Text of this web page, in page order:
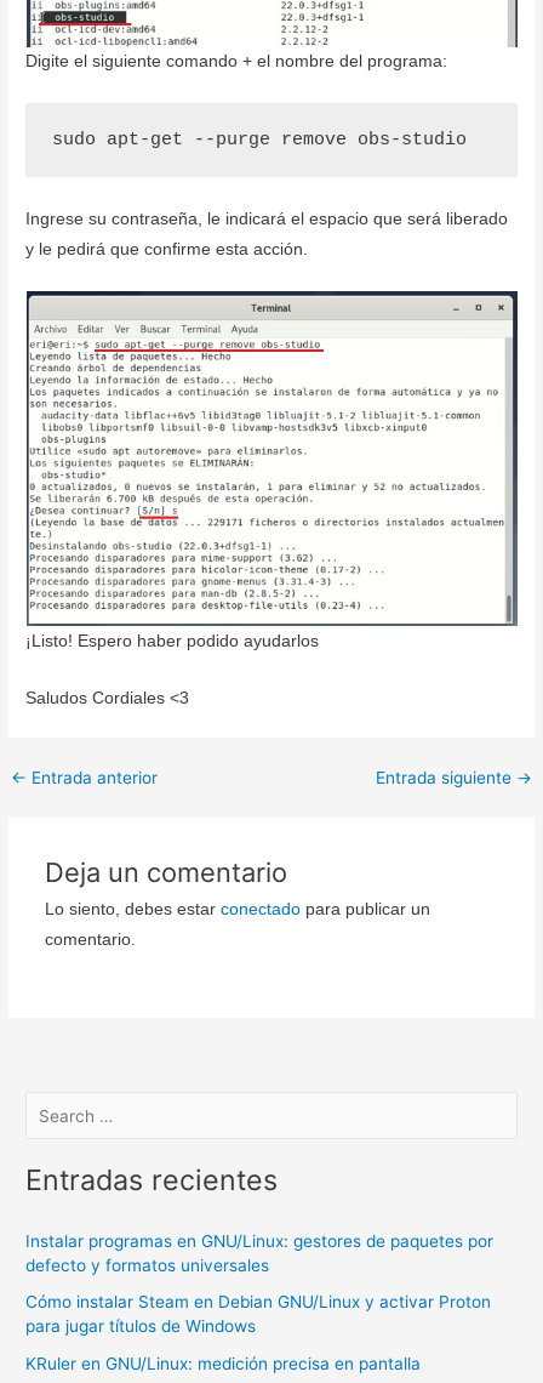
Digite el siguiente comando + el nombre del programa:
sudo apt-get --purge remove obs-studio
Ingrese su contraseña, le indicará el espacio que será liberado
y le pedirá que confirme esta acción.
¡Listo! Espero haber podido ayudarlos
Saludos Cordiales <3
← Entrada anterior Entrada siguiente →
Deja un comentario
Lo siento, debes estar conectadopara publicar un
comentario.
Entradas recientes
Instalar programas en GNU/Linux: gestores de paquetes por
defecto y formatos universales
Cómo instalar Steam en Debian GNU/Linux y activar Proton
para jugar títulos de Windows
KRuler en GNU/Linux: medición precisa en pantalla